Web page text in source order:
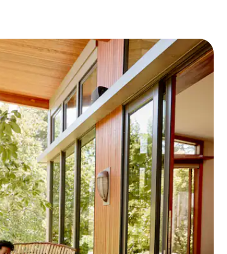
les parcourir ou en appuyant et en faisant glisser.